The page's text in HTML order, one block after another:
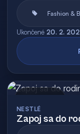
Fashion &
Ukončené 20. 2.
NESTLÉ
Zapoj sa do